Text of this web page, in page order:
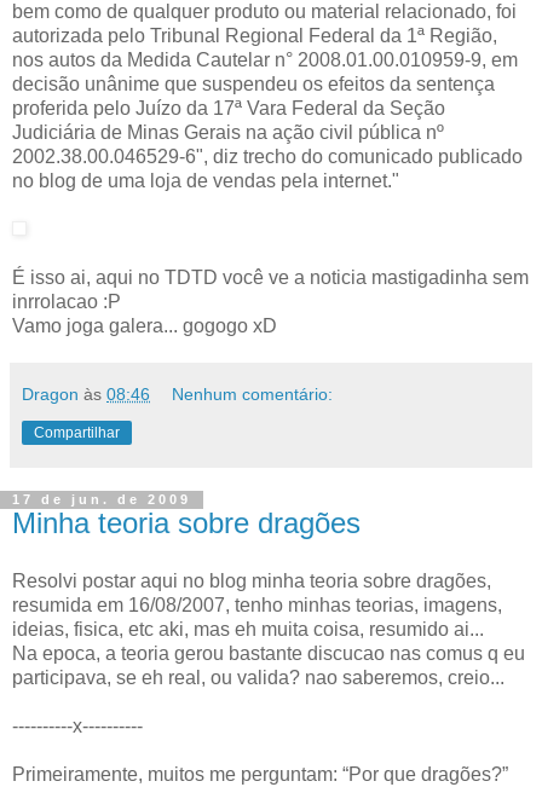
bem como de qualquer produto ou material relacionado, foi
autorizada pelo Tribunal Regional Federal da 1ª Região,
nos autos da Medida Cautelar n° 2008.01.00.010959-9, em
decisão unânime que suspendeu os efeitos da sentença
proferida pelo Juízo da 17ª Vara Federal da Seção
Judiciária de Minas Gerais na ação civil pública nº
2002.38.00.046529-6", diz trecho do comunicado publicado
no blog de uma loja de vendas pela internet."
É isso ai, aqui no TDTD você ve a noticia mastigadinha sem
inrrolacao :P
Vamo joga galera... gogogo xD
Dragon às 08:46 Nenhum comentário:
Compartilhar
17 de jun. de 2009
Minha teoria sobre dragões
Resolvi postar aqui no blog minha teoria sobre dragões,
resumida em 16/08/2007, tenho minhas teorias, imagens,
ideias, fisica, etc aki, mas eh muita coisa, resumido ai...
Na epoca, a teoria gerou bastante discucao nas comus q eu
participava, se eh real, ou valida? nao saberemos, creio...
----------x----------
Primeiramente, muitos me perguntam: “Por que dragões?”